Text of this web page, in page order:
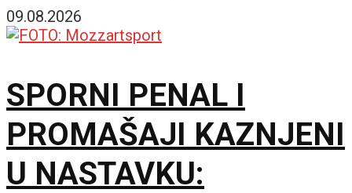
sezoni!
09.08.2026
SPORNI PENAL I
PROMAŠAJI KAZNJENI
U NASTAVKU: